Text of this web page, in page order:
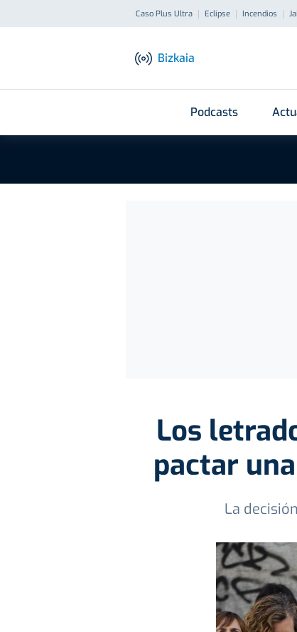
Caso Plus Ultra Eclipse Incendios
Bizkaia
Podcasts
Los
pactar
La